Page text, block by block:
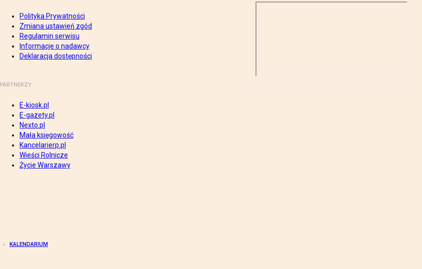
Polityka Prywatności
Zmiana ustawień zgód
Regulamin serwisu
Informacje o nadawcy
Deklaracja dostępności
PARTNERZY
E-kiosk.pl
E-gazety.pl
Nexto.pl
Mała księgowość
Kancelarierp.pl
Wieści Rolnicze
Życie Warszawy
KALENDARIUM